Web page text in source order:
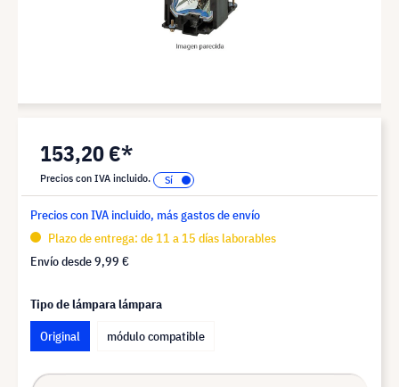
153,20 €*
Precios con IVA incluido.
Precios con IVA incluido, más gastos de envío
Plazo de entrega: de 11 a 15 días laborables
Envío desde9,99 €
Tipo de lámpara lámpara
Original
módulo compatible